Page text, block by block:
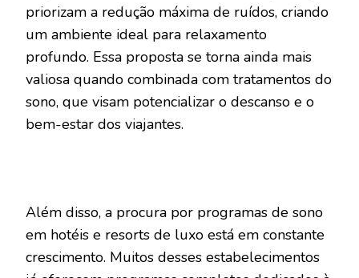
priorizam a redução máxima de ruídos, criando
um ambiente ideal para relaxamento
profundo. Essa proposta se torna ainda mais
valiosa quando combinada com tratamentos do
sono, que visam potencializar o descanso e o
bem-estar dos viajantes.
Além disso, a procura por programas de sono
em hotéis e resorts de luxo está em constante
crescimento. Muitos desses estabelecimentos